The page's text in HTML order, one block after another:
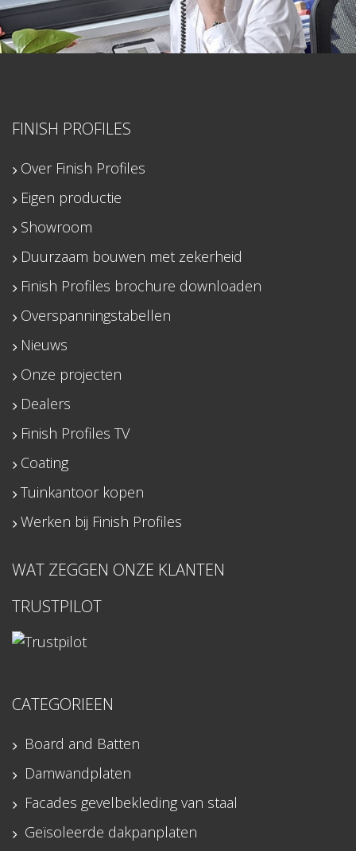
FINISH PROFILES
Over Finish Profiles
Eigen productie
Showroom
Duurzaam bouwen met zekerheid
Finish Profiles brochure downloaden
Overspanningstabellen
Nieuws
Onze projecten
Dealers
Finish Profiles TV
Coating
Tuinkantoor kopen
Werken bij Finish Profiles
WAT ZEGGEN ONZE KLANTEN
TRUSTPILOT
CATEGORIEEN
Board and Batten
Damwandplaten
Facades gevelbekleding van staal
Geïsoleerde dakpanplaten